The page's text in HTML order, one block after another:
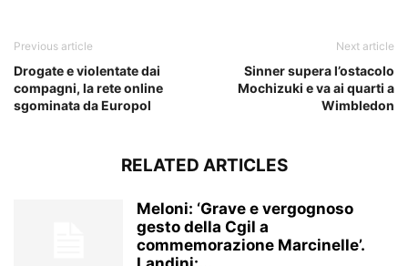
Previous article
Drogate e violentate dai
compagni, la rete online
sgominata da Europol
Next article
Sinner supera l’ostacolo
Mochizuki e va ai quarti a
Wimbledon
RELATED ARTICLES
Meloni: ‘Grave e vergognoso
gesto della Cgil a
commemorazione Marcinelle’.